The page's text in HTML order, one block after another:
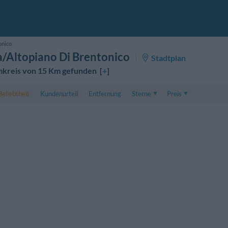
Altopiano Di Brentonico
Stadtplan
von 15 Km gefunden [+]
Kundenurteil Entfernung
Sterne
Preis